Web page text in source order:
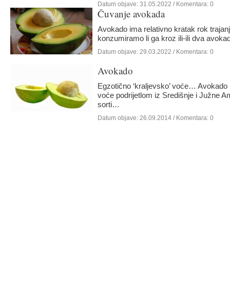
Datum objave: 31.05.2022 / Komentara: 0
Čuvanje avokada
Avokado ima relativno kratak rok
konzumiramo li ga kroz ili-ili dva
Datum objave: 29.03.2022 / Komentara: 0
Avokado
Egzotično ‘kraljevsko’ voće…
voće podrijetlom iz Središnje i Južne
sorti…
Datum objave: 26.09.2014 / Komentara: 0